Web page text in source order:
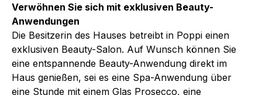
Verwöhnen Sie sich mit exklusiven Beauty-
Anwendungen
Die Besitzerin des Hauses betreibt in Poppi einen
exklusiven Beauty-Salon. Auf Wunsch können Sie
eine entspannende Beauty-Anwendung direkt im
Haus genießen, sei es eine Spa-Anwendung über
eine Stunde mit einem Glas Prosecco, eine